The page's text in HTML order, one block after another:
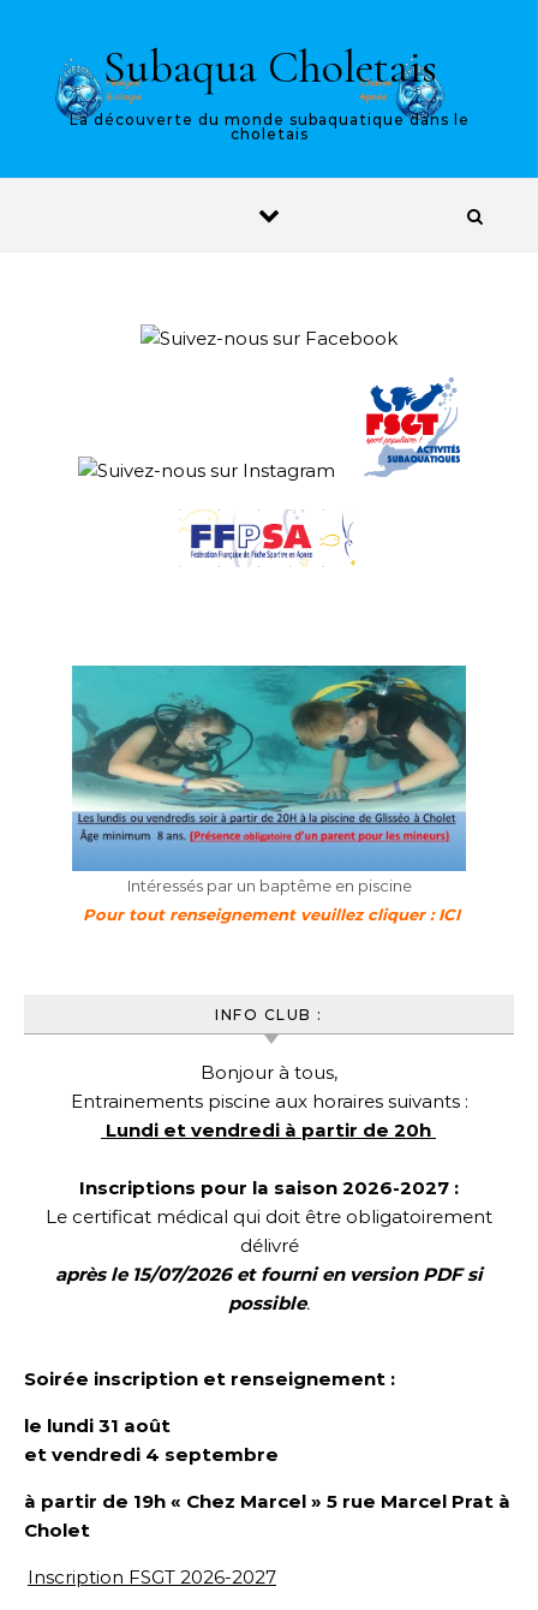
Subaqua Choletais
La découverte du monde subaquatique dans le
choletais
Intéressés par un baptême en piscine
Pour tout renseignement veuillez cliquer : ICI
INFO CLUB :
Bonjour à tous,
Entrainements piscine aux horaires suivants :
Lundi et vendredi à partir de 20h
Inscriptions pour la saison 2026-2027 :
Le certificat médical qui doit être obligatoirement
délivré
après le 15/07/2026 et fourni en version PDF si
possible.
Soirée inscription et renseignement :
le lundi 31 août
et vendredi 4 septembre
à partir de 19h « Chez Marcel » 5 rue Marcel Prat à
Cholet
Inscription FSGT 2026-2027